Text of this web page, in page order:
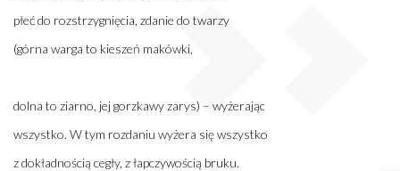
płeć do rozstrzygnięcia, zdanie do twarzy
(górna warga to kieszeń makówki,
dolna to ziarno, jej gorzkawy zarys) – wyżerając
wszystko. W tym rozdaniu wyżera się wszystko
z dokładnością cegły, z łapczywością bruku.